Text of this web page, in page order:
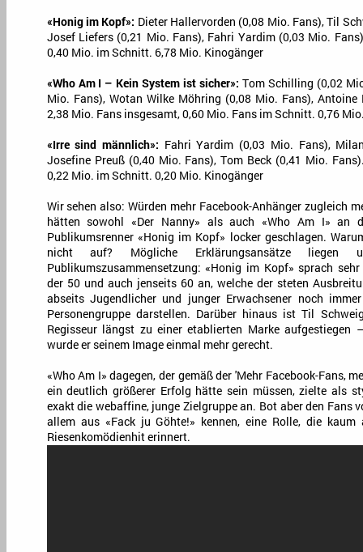
«Honig im Kopf»: Dieter Hallervorden (0,08 Mio. Fans), Til
Josef Liefers (0,21 Mio. Fans), Fahri Yardim (0,03 Mio.
0,40 Mio. im Schnitt. 6,78 Mio. Kinogänger
«Who Am I – Kein System ist sicher»: Tom Schilling (0,02
Mio. Fans), Wotan Wilke Möhring (0,08 Mio. Fans),
2,38 Mio. Fans insgesamt, 0,60 Mio. Fans im Schnitt. 0,76
«Irre sind männlich»: Fahri Yardim (0,03 Mio. Fans),
Josefine Preuß (0,40 Mio. Fans), Tom Beck (0,41 Mio.
0,22 Mio. im Schnitt. 0,20 Mio. Kinogänger
Wir sehen also: Würden mehr Facebook-Anhänger zugleich
hätten sowohl «Der Nanny» als auch «Who Am I» an
Publikumsrenner «Honig im Kopf» locker geschlagen.
nicht auf? Mögliche Erklärungsansätze
Publikumszusammensetzung: «Honig im Kopf» sprach
der 50 und auch jenseits 60 an, welche der steten
abseits Jugendlicher und junger Erwachsener noch
Personengruppe darstellen. Darüber hinaus ist Til
Regisseur längst zu einer etablierten Marke
wurde er seinem Image einmal mehr gerecht.
«Who Am I» dagegen, der gemäß der 'Mehr Facebook-Fans,
ein deutlich größerer Erfolg hätte sein müssen, zielte als
exakt die webaffine, junge Zielgruppe an. Bot aber den Fans
allem aus «Fack ju Göhte!» kennen, eine Rolle, die
Riesenkomödienhit erinnert.